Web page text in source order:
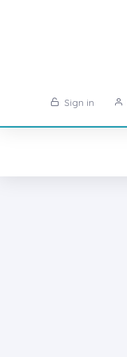
Sign in